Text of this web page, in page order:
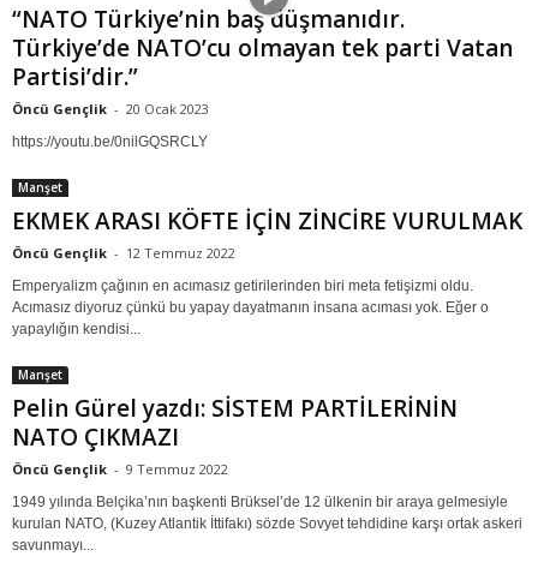
“NATO Türkiye’nin baş düşmanıdır.
Türkiye’de NATO’cu olmayan tek parti Vatan
Partisi’dir.”
Öncü Gençlik - 20 Ocak 2023
https://youtu.be/0nilGQSRCLY
Manşet
EKMEK ARASI KÖFTE İÇİN ZİNCİRE VURULMAK
Öncü Gençlik - 12 Temmuz 2022
Emperyalizm çağının en acımasız getirilerinden biri meta fetişizmi oldu.
Acımasız diyoruz çünkü bu yapay dayatmanın insana acıması yok. Eğer o
yapaylığın kendisi...
Manşet
Pelin Gürel yazdı: SİSTEM PARTİLERİNİN
NATO ÇIKMAZI
Öncü Gençlik - 9 Temmuz 2022
1949 yılında Belçika’nın başkenti Brüksel’de 12 ülkenin bir araya gelmesiyle
kurulan NATO, (Kuzey Atlantik İttifakı) sözde Sovyet tehdidine karşı ortak askeri
savunmayı...